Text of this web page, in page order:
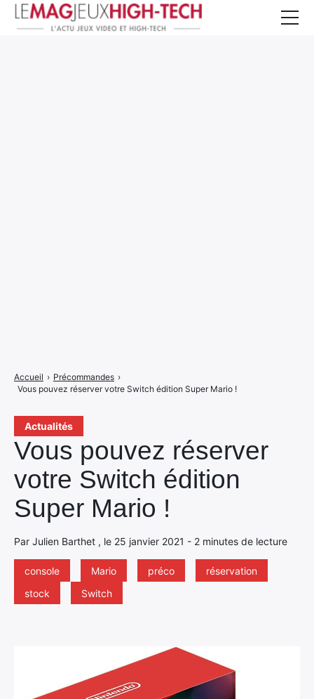
Actualités
Vous pouvez réserver
votre Switch édition
Super Mario !
Par Julien Barthet , le 25 janvier 2021 - 2 minutes de lecture
console Mario préco
réservation
stock
Switch
Accueil › Précommandes ›
Vous pouvez réserver votre Switch édition Super Mario !